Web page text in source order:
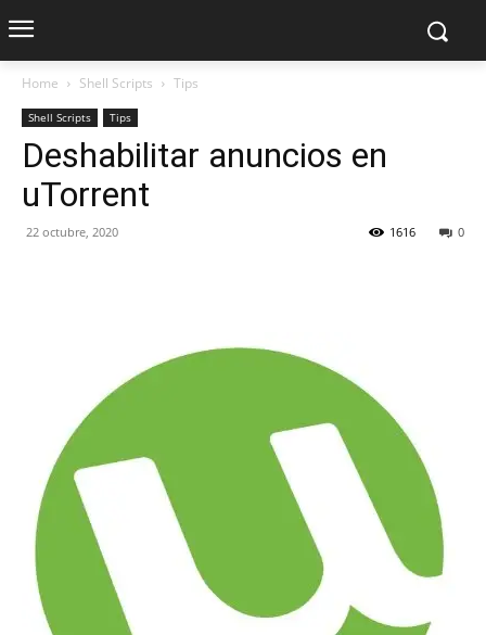
Home Shell Scripts Tips
Shell Scripts Tips
Deshabilitar anuncios en
uTorrent
22 octubre, 2020 0
1616